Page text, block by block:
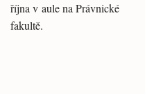
října v aule na Právnické
fakultě.